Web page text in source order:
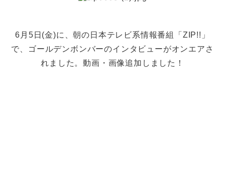
6月5日(金)に、朝の日本テレビ系情報番組「ZIP!!」
で、ゴールデンボンバーのインタビューがオンエアさ
れました。動画・画像追加しました！